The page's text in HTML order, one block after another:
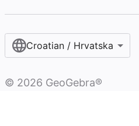
Croatian / Hrvatska‎
© 2026 GeoGebra®